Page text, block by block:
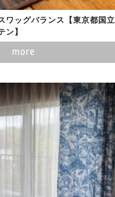
ワッグバランス【東京都国立
】
more